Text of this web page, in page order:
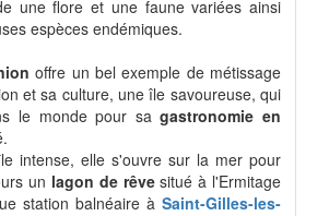
une flore et une faune variées ainsi
espèces endémiques.
offre un bel exemple de métissage
et sa culture, une île savoureuse, qui
le monde pour sagastronomie en
intense, elle s'ouvre sur la mer pour
un lagon de rêvesitué à l'Ermitage
station balnéaire à Saint-Gilles-les-